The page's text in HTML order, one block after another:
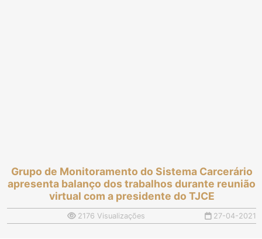
Grupo de Monitoramento do Sistema Carcerário
apresenta balanço dos trabalhos durante reunião
virtual com a presidente do TJCE
2176 Visualizações 27-04-2021